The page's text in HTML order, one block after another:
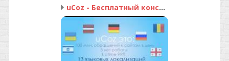
uCoz - Бесплатный конст...